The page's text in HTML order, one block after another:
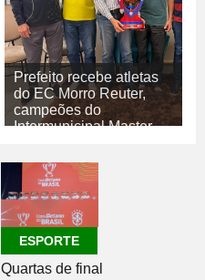
Prefeito recebe atletas
do EC Morro Reuter,
campeões do
Intermunicipal Master
07/08/2026
ESPORTE
ESPORTE
Quartas de final